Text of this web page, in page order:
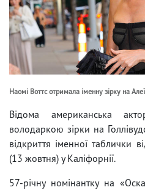
Наомі Воттс отримала іменну зірку на
Відома американська
володаркою зірки на
відкриття іменної таблички
(13 жовтня) у Каліфорнії.
57-річну номінантку на